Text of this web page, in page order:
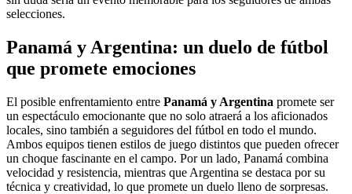
selecciones.
Panamá y Argentina: un duelo de fútbol
que promete emociones
El posible enfrentamiento entre Panamá y Argentina promete ser
un espectáculo emocionante que no solo atraerá a los aficionados
locales, sino también a seguidores del fútbol en todo el mundo.
Ambos equipos tienen estilos de juego distintos que pueden ofrecer
un choque fascinante en el campo. Por un lado, Panamá combina
velocidad y resistencia, mientras que Argentina se destaca por su
técnica y creatividad, lo que promete un duelo lleno de sorpresas.